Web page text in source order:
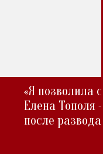
«Я позволила
Елена Тополя
после развода